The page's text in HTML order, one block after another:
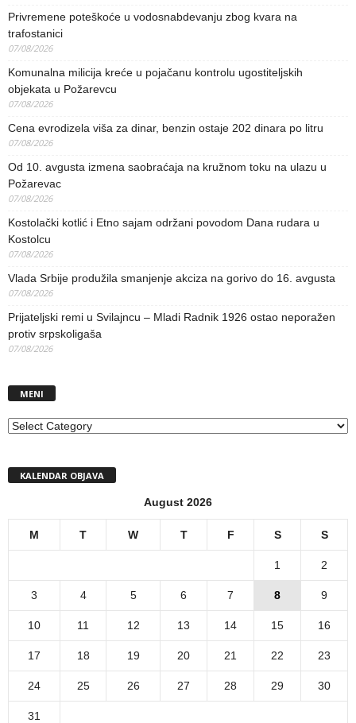
Privremene poteškoće u vodosnabdevanju zbog kvara na
trafostanici
07/08/2026
Komunalna milicija kreće u pojačanu kontrolu ugostiteljskih
objekata u Požarevcu
07/08/2026
Cena evrodizela viša za dinar, benzin ostaje 202 dinara po litru
07/08/2026
Od 10. avgusta izmena saobraćaja na kružnom toku na ulazu u
Požarevac
07/08/2026
Kostolački kotlić i Etno sajam održani povodom Dana rudara u
Kostolcu
07/08/2026
Vlada Srbije produžila smanjenje akciza na gorivo do 16. avgusta
07/08/2026
Prijateljski remi u Svilajncu – Mladi Radnik 1926 ostao neporažen
protiv srpskoligaša
07/08/2026
MENI
MENI
KALENDAR OBJAVA
August 2026
M T W T F S S
1 2
3 4 5 6 7 8 9
10 11 12 13 14 15 16
17 18 19 20 21 22 23
24 25 26 27 28 29 30
31